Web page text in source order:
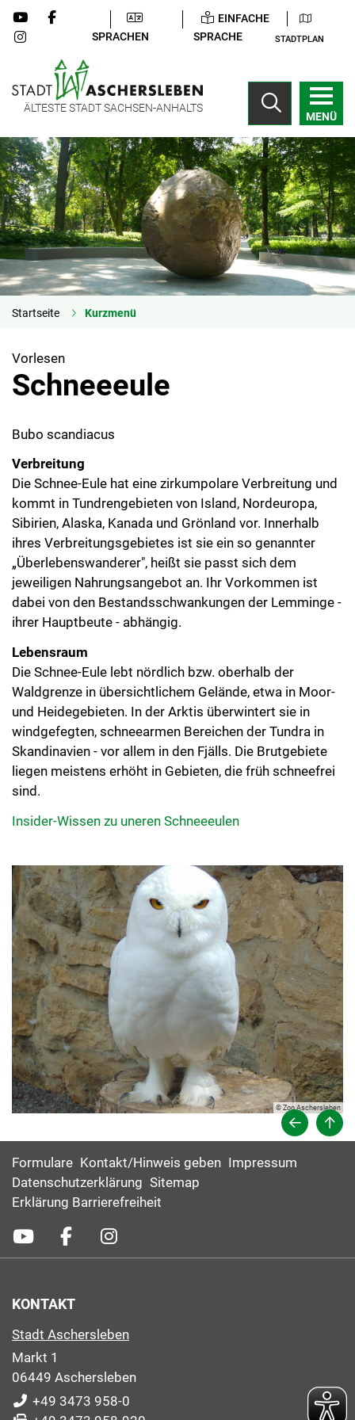
SPRACHEN
EINFACHE
SPRACHE
STADTPLAN
ÄLTESTE STADT SACHSEN-ANHALTS
MENÜ
Startseite Kurzmenü
Vorlesen
Schneeeule
Bubo scandiacus
Verbreitung
Die Schnee-Eule hat eine zirkumpolare Verbreitung und
kommt in Tundrengebieten von Island, Nordeuropa,
Sibirien, Alaska, Kanada und Grönland vor. Innerhalb
ihres Verbreitungsgebietes ist sie ein so genannter
„Überlebenswanderer", heißt sie passt sich dem
jeweiligen Nahrungsangebot an. Ihr Vorkommen ist
dabei von den Bestandsschwankungen der Lemminge -
ihrer Hauptbeute - abhängig.
Lebensraum
Die Schnee-Eule lebt nördlich bzw. oberhalb der
Waldgrenze in übersichtlichem Gelände, etwa in Moor-
und Heidegebieten. In der Arktis überwintert sie in
windgefegten, schneearmen Bereichen der Tundra in
Skandinavien - vor allem in den Fjälls. Die Brutgebiete
liegen meistens erhöht in Gebieten, die früh schneefrei
sind.
Insider-Wissen zu uneren Schneeeulen
© Zoo Aschersleben
Formulare Kontakt/Hinweis geben Impressum
Datenschutzerklärung Sitemap
Erklärung Barrierefreiheit
KONTAKT
Stadt Aschersleben
Markt 1
06449 Aschersleben
+49 3473 958-0